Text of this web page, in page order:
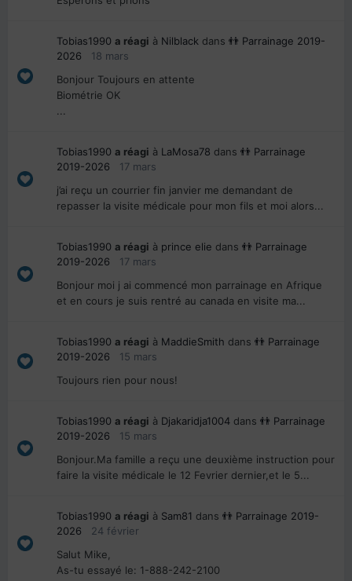
Tobias1990 a réagi à Nilblack dans 👬 Parrainage 2019-
2026
18 mars
Bonjour Toujours en attente
Biométrie OK
...
Tobias1990 a réagi à LaMosa78 dans 👬 Parrainage
2019-2026
17 mars
j’ai reçu un courrier fin janvier me demandant de
repasser la visite médicale pour mon fils et moi alors...
Tobias1990 a réagi à prince elie dans 👬 Parrainage
2019-2026
17 mars
Bonjour moi j ai commencé mon parrainage en Afrique
et en cours je suis rentré au canada en visite ma...
Tobias1990 a réagi à MaddieSmith dans 👬 Parrainage
2019-2026
15 mars
Toujours rien pour nous!
Tobias1990 a réagi à Djakaridja1004 dans 👬 Parrainage
2019-2026
15 mars
Bonjour.Ma famille a reçu une deuxième instruction pour
faire la visite médicale le 12 Fevrier dernier,et le 5...
Tobias1990 a réagi à Sam81 dans 👬 Parrainage 2019-
2026
24 février
Salut Mike,
As-tu essayé le: 1-888-242-2100